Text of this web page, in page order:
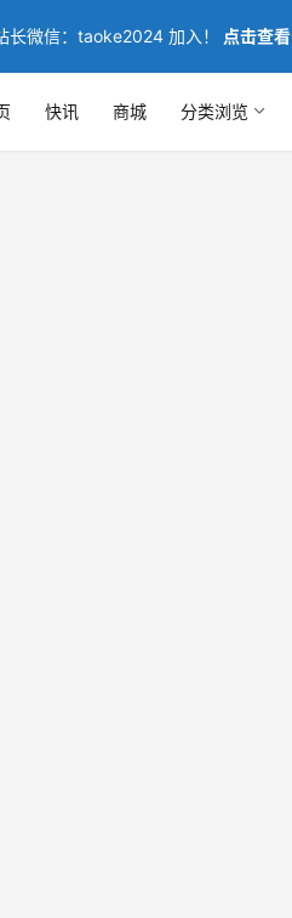
微信：taoke2024 加入！ 点击查看
快讯 商城 分类浏览